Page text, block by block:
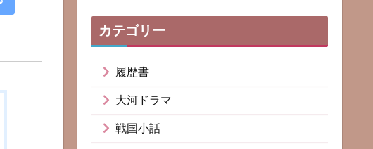
カテゴリー
履歴書
大河ドラマ
戦国小話